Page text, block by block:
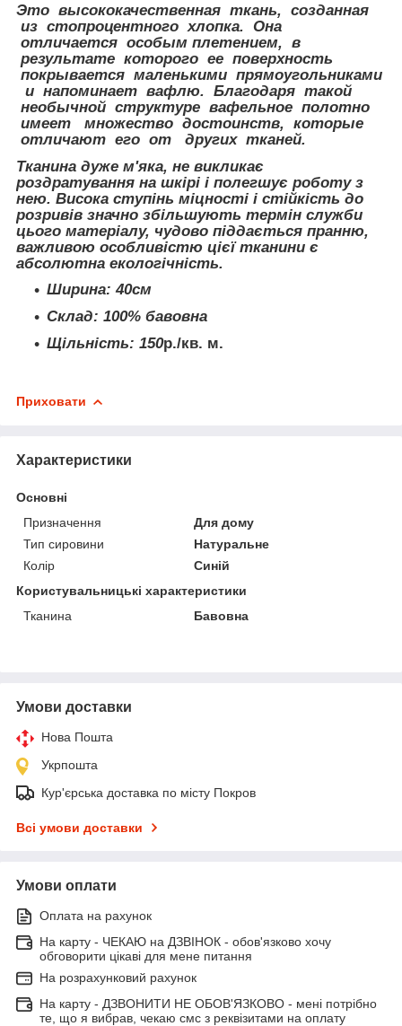
Это высококачественная ткань, созданная
из стопроцентного хлопка. Она
отличается особым плетением, в
результате которого ее поверхность
покрывается маленькими прямоугольниками
и напоминает вафлю. Благодаря такой
необычной структуре вафельное полотно
имеет множество достоинств, которые
отличают его от других тканей.
Тканина дуже м'яка, не викликає
роздратування на шкірі і полегшує роботу з
нею. Висока ступінь міцності і стійкість до
розривів значно збільшують термін служби
цього матеріалу, чудово піддається пранню,
важливою особливістю цієї тканини є
абсолютна екологічність.
Ширина: 40см
Склад: 100% бавовна
Щільність: 150р./кв. м.
Приховати
Характеристики
Основні
Призначення
Для дому
Тип сировини
Натуральне
Колір
Синій
Користувальницькі характеристики
Тканина
Бавовна
Умови доставки
Нова Пошта
Укрпошта
Кур'єрська доставка по місту Покров
Всі умови доставки
Умови оплати
Оплата на рахунок
На карту - ЧЕКАЮ на ДЗВІНОК - обов'язково хочу
обговорити цікаві для мене питання
На розрахунковий рахунок
На карту - ДЗВОНИТИ НЕ ОБОВ'ЯЗКОВО - мені потрібно
те, що я вибрав, чекаю смс з реквізитами на оплату